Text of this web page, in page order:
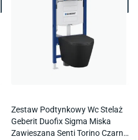
Zestaw Podtynkowy Wc Stelaż
Geberit Duofix Sigma Miska
Zawieszana Senti Torino Czarny